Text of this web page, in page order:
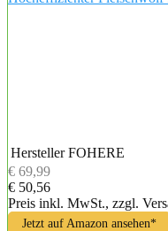
Hersteller FOHERE
€ 69,99
€ 50,56
Preis inkl. MwSt., zzgl.
Jetzt auf Amazon ansehen*